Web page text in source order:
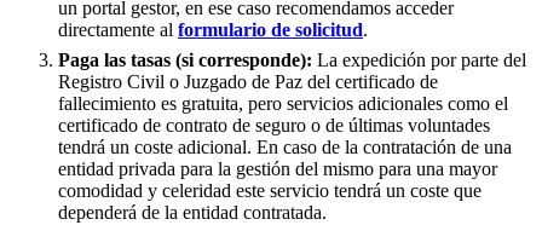
un portal gestor, en ese caso recomendamos acceder
directamente al formulario de solicitud.
Paga las tasas (si corresponde): La expedición por parte del
Registro Civil o Juzgado de Paz del certificado de
fallecimiento es gratuita, pero servicios adicionales como el
certificado de contrato de seguro o de últimas voluntades
tendrá un coste adicional. En caso de la contratación de una
entidad privada para la gestión del mismo para una mayor
comodidad y celeridad este servicio tendrá un coste que
dependerá de la entidad contratada.